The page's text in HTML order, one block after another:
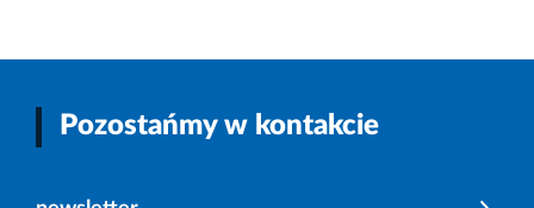
Pozostańmy w kontakcie